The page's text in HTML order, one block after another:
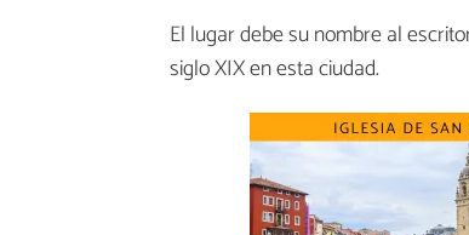
El lugar debe su nombre al
siglo XIX en esta ciudad.